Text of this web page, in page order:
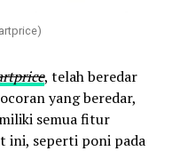
, telah beredar
yang beredar,
semua fitur
ini, seperti poni pada